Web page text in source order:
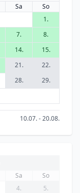
Sa
So
1.
7.
8.
14.
15.
21.
22.
28.
29.
10.07. - 20.08.
Sa
So
4.
5.